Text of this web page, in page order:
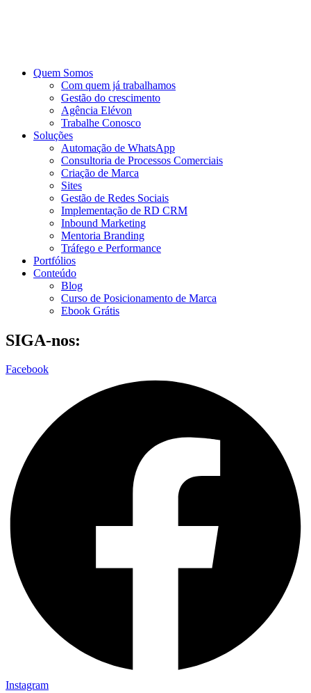
Quem Somos
Com quem já trabalhamos
Gestão do crescimento
Agência Elévon
Trabalhe Conosco
Soluções
Automação de WhatsApp
Consultoria de Processos Comerciais
Criação de Marca
Sites
Gestão de Redes Sociais
Implementação de RD CRM
Inbound Marketing
Mentoria Branding
Tráfego e Performance
Portfólios
Conteúdo
Blog
Curso de Posicionamento de Marca
Ebook Grátis
SIGA-nos:
Facebook
Instagram